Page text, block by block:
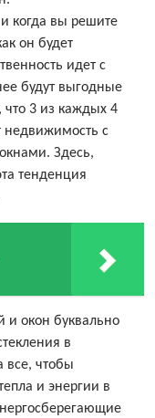
когда вы решите
он будет
идет с
будут выгодные
3 из каждых 4
недвижимость с
Здесь,
тенденция
и окон буквально
в
все, чтобы
и энергии в